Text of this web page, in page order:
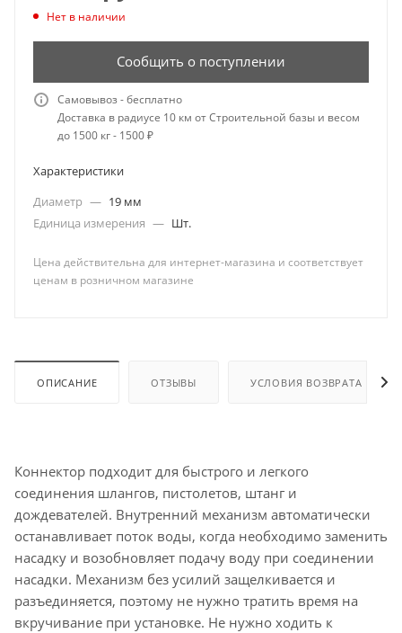
Нет в наличии
Сообщить о поступлении
Самовывоз - бесплатно
Доставка в радиусе 10 км от Строительной базы и весом
до 1500 кг - 1500 ₽
Характеристики
Диаметр — 19 мм
Единица измерения — Шт.
Цена действительна для интернет-магазина и соответствует
ценам в розничном магазине
ОПИСАНИЕ ОТЗЫВЫ УСЛОВИЯ ВОЗВРАТА
Коннектор подходит для быстрого и легкого
соединения шлангов, пистолетов, штанг и
дождевателей. Внутренний механизм автоматически
останавливает поток воды, когда необходимо заменить
насадку и возобновляет подачу воду при соединении
насадки. Механизм без усилий защелкивается и
разъединяется, поэтому не нужно тратить время на
вкручивание при установке. Не нужно ходить к